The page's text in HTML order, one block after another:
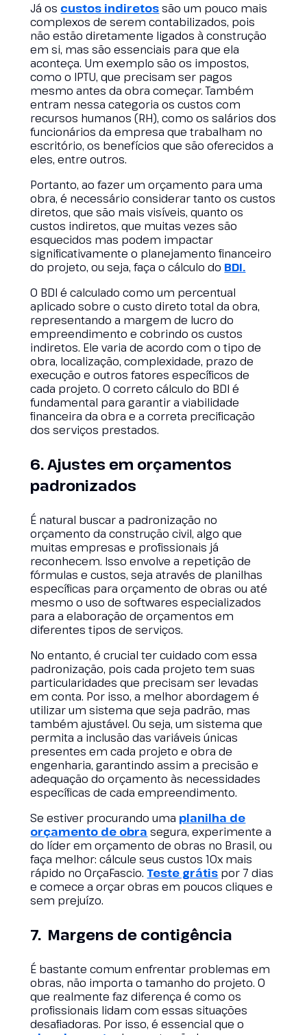
Já os custos indiretossão um pouco mais
complexos de serem contabilizados, pois
não estão diretamente ligados à construção
em si, mas são essenciais para que ela
aconteça. Um exemplo são os impostos,
como o IPTU, que precisam ser pagos
mesmo antes da obra começar. Também
entram nessa categoria os custos com
recursos humanos (RH), como os salários dos
funcionários da empresa que trabalham no
escritório, os benefícios que são oferecidos a
eles, entre outros.
Portanto, ao fazer um orçamento para uma
obra, é necessário considerar tanto os custos
diretos, que são mais visíveis, quanto os
custos indiretos, que muitas vezes são
esquecidos mas podem impactar
significativamente o planejamento financeiro
do projeto, ou seja, faça o cálculo do BDI.
O BDI é calculado como um percentual
aplicado sobre o custo direto total da obra,
representando a margem de lucro do
empreendimento e cobrindo os custos
indiretos. Ele varia de acordo com o tipo de
obra, localização, complexidade, prazo de
execução e outros fatores específicos de
cada projeto. O correto cálculo do BDI é
fundamental para garantir a viabilidade
financeira da obra e a correta precificação
dos serviços prestados.
6. Ajustes em orçamentos
padronizados
É natural buscar a padronização no
orçamento da construção civil, algo que
muitas empresas e profissionais já
reconhecem. Isso envolve a repetição de
fórmulas e custos, seja através de planilhas
específicas para orçamento de obras ou até
mesmo o uso de softwares especializados
para a elaboração de orçamentos em
diferentes tipos de serviços.
No entanto, é crucial ter cuidado com essa
padronização, pois cada projeto tem suas
particularidades que precisam ser levadas
em conta. Por isso, a melhor abordagem é
utilizar um sistema que seja padrão, mas
também ajustável. Ou seja, um sistema que
permita a inclusão das variáveis únicas
presentes em cada projeto e obra de
engenharia, garantindo assim a precisão e
adequação do orçamento às necessidades
específicas de cada empreendimento.
Se estiver procurando uma planilha de
orçamento de obra segura, experimente a
do líder em orçamento de obras no Brasil, ou
faça melhor: cálcule seus custos 10x mais
rápido no OrçaFascio. Teste grátis por 7 dias
e comece a orçar obras em poucos cliques e
sem prejuízo.
7. Margens de contigência
É bastante comum enfrentar problemas em
obras, não importa o tamanho do projeto. O
que realmente faz diferença é como os
profissionais lidam com essas situações
desafiadoras. Por isso, é essencial que o